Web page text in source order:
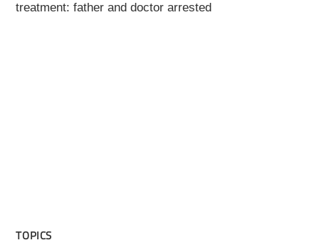
treatment: father and doctor arrested
TOPICS